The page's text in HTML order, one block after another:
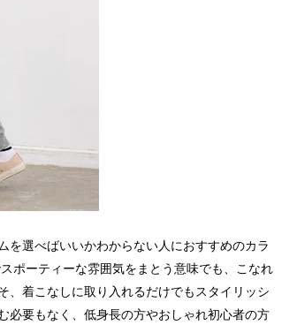
を選べばいいかわからない人におすすめのカラ
ポーティーな雰囲気をまとう意味でも、こなれ
、着こなしに取り入れるだけでもスタイリッシ
必要もなく、低身長の方やおしゃれ初心者の方